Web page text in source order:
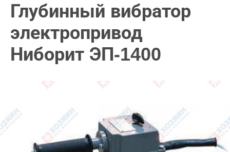
Глубинный вибратор
электропривод
Ниборит ЭП-1400